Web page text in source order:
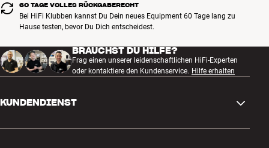
60 TAGE VOLLES RÜCKGABERECHT
Bei HiFi Klubben kannst Du Dein neues Equipment 60 Tage lang zu
Hause testen, bevor Du Dich entscheidest.
BRAUCHST DU HILFE?
Frag einen unserer leidenschaftlichen HiFi-Experten
oder kontaktiere den Kundenservice. Hilfe erhalten
KUNDENDIENST